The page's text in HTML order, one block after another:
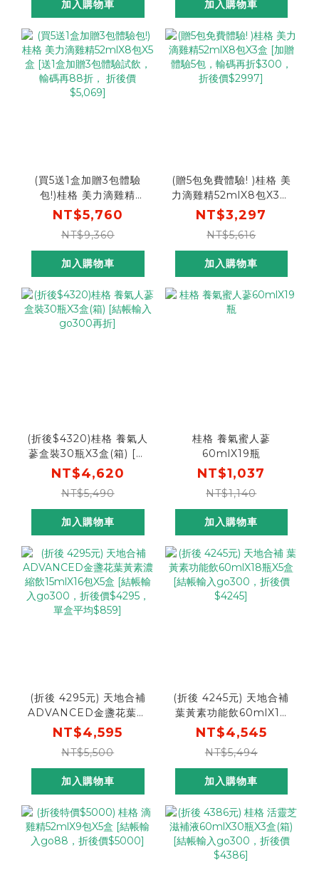
後價$3416，單包平均
$53元，再送超商卡200
元]
加入購物車 加入購物車
(買5送1盒加贈3包體驗
包!)桂格 美力滴雞精
52mlX8包X5盒 [送1盒加
贈3包體驗試飲，輸碼再
88折， 折後價$5,069]
NT$5,760
NT$9,360
加入購物車
(贈5包免費體驗! )桂格 美
力滴雞精52mlX8包X3盒
[加贈體驗5包，輸碼再折
$300， 折後價$2997]
NT$3,297
NT$5,616
加入購物車
(折後$4320)桂格 養氣人
蔘盒裝30瓶X3盒(箱) [結
帳輸入go300再折]
NT$4,620
NT$5,490
加入購物車
桂格 養氣蜜人蔘
60mlX19瓶
NT$1,037
NT$1,140
加入購物車
(折後 4295元) 天地合補
ADVANCED金盞花葉黃
素濃縮飲15mlX16包X5盒
[結帳輸入go300，折後
價$4295，單盒平均
$859]
NT$4,595
NT$5,500
加入購物車
(折後 4245元) 天地合補
葉黃素功能飲60mlX18
瓶X5盒 [結帳輸入
go300，折後價$4245]
NT$4,545
NT$5,494
加入購物車